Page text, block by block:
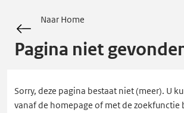
Naar Home
Pagina niet
Sorry, deze pagina bestaat niet (meer). U
vanaf de homepage of met de zoekfunctie